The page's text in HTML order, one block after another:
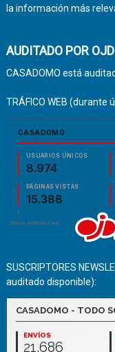
la información más
AUDITADO POR OJD
CASADOMO está
TRÁFICO WEB (durante
SUSCRIPTORES
auditado disponible):